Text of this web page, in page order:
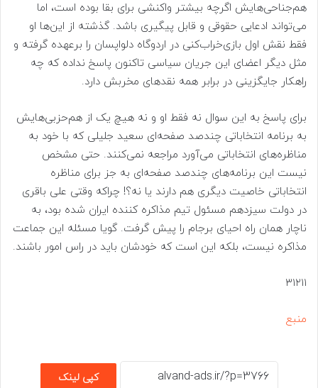
هم‌جناحی‌هایش اگرچه بیشتر واکنشی برای بقا بوده است، اما
می‌تواند ادعایی حقوقی و قابل پیگیری باشد. گذشته از این‌ها او
فقط نقش اول بازی‌خراب‌کنی در اردوگاه دلواپسان را برعهده گرفته و
مثل دیگر اعضای این جریان سیاسی تاکنون پاسخ نداده که چه
راهکار جایگزینی در برابر همه نقدهای مخربش دارد.
برای پاسخ به این سوال نه فقط او و نه هیچ یک از هم‌حزبی‌هایش
به برنامه انتخاباتی چندصد صفحه‌ای سعید جلیلی که با خود به
مناظره‌های انتخاباتی می‌آورد مراجعه نمی‌کنند. حتی مشخص
نیست این برنامه‌های چندصد صفحه‌ای به جز برای مناظره
انتخاباتی خاصیت دیگری هم دارند یا نه؟! چراکه وقتی علی باقری
در دولت سیزدهم مسئول تیم مذاکره کننده ایران شده بود، به
ناچار همان راه احیای برجام را پیش گرفت. گویا مسئله این جماعت
مذاکره نیست، بلکه این است که خودشان باید در راس امور باشند.
۳۱۲۱۱
منبع
کپی لینک